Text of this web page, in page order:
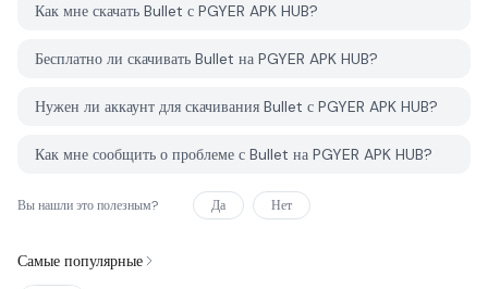
Как мне скачать Bullet с PGYER APK HUB?
Бесплатно ли скачивать Bullet на PGYER APK HUB?
Нужен ли аккаунт для скачивания Bullet с PGYER APK HUB?
Как мне сообщить о проблеме с Bullet на PGYER APK HUB?
Вы нашли это полезным? Да Нет
Самые популярные